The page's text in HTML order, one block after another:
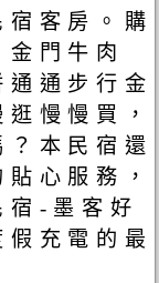
客房。購
門牛肉
通步行金
慢慢買，
本民宿還
心服務，
宿-墨客好
充電的最